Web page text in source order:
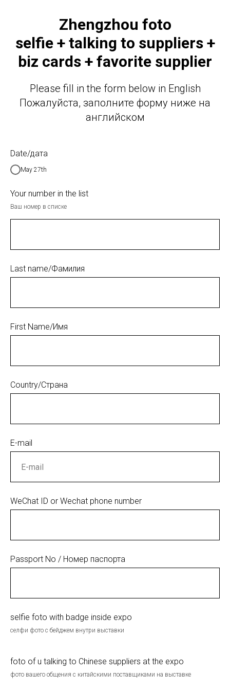
Zhengzhou foto
selfie + talking to suppliers +
biz cards + favorite supplier
Please fill in the form below in English
Пожалуйста, заполните форму ниже на
английском
Date/дата
May 27th
Your number in the list
Ваш номер в списке
Last name/Фамилия
First Name/Имя
Country/Страна
E-mail
WeChat ID or Wechat phone number
Passport No / Номер паспорта
selfie foto with badge inside expo
селфи фото с бейджем внутри выставки
foto of u talking to Chinese suppliers at the expo
фото вашего общения с китайскими поставщиками на выставке